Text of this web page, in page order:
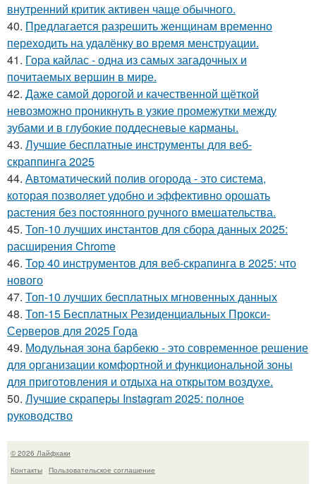
внутренний критик активен чаще обычного.
40. Предлагается разрешить женщинам временно
переходить на удалёнку во время менструации.
41. Гора кайлас - одна из самых загадочных и
почитаемых вершин в мире.
42. Даже самой дорогой и качественной щёткой
невозможно проникнуть в узкие промежутки между
зубами и в глубокие поддесневые карманы.
43. Лучшие бесплатные инструменты для веб-
скраппинга 2025
44. Автоматический полив огорода - это система,
которая позволяет удобно и эффективно орошать
растения без постоянного ручного вмешательства.
45. Топ-10 лучших инстантов для сбора данных 2025:
расширения Chrome
46. Top 40 инструментов для веб-скрапинга в 2025: что
нового
47. Топ-10 лучших бесплатных мгновенных данных
48. Топ-15 Бесплатных Резиденциальных Прокси-
Серверов для 2025 Года
49. Модульная зона барбекю - это современное решение
для организации комфортной и функциональной зоны
для приготовления и отдыха на открытом воздухе.
50. Лучшие скраперы Instagram 2025: полное
руководство
© 2026 Лайфхаки
Контакты
Пользовательское соглашение